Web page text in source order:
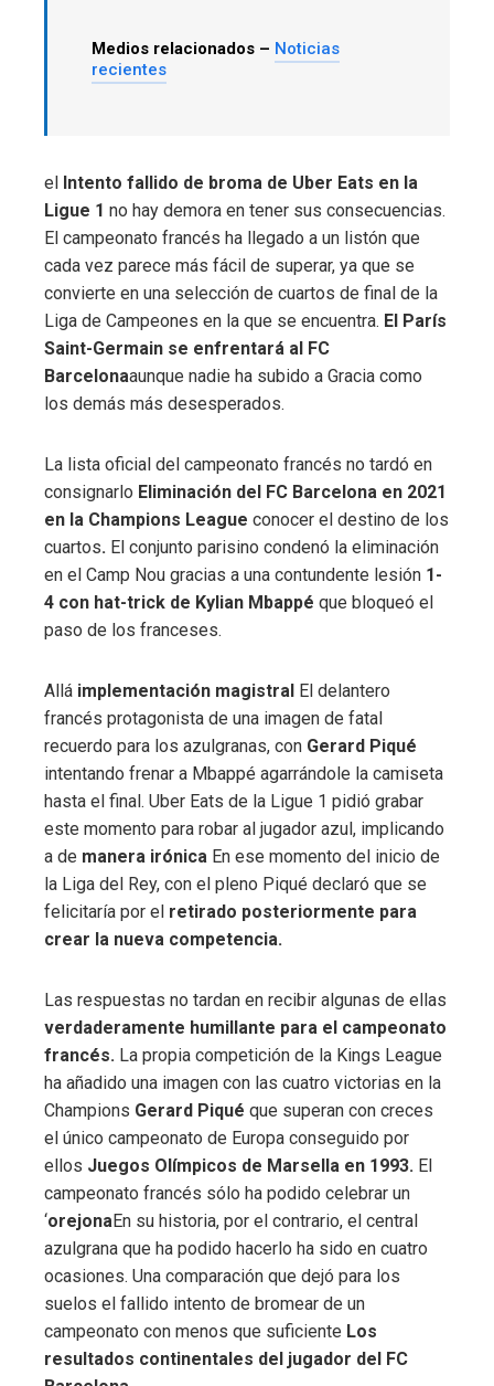
Medios relacionados – Noticias
recientes
el Intento fallido de broma de Uber Eats en la
Ligue 1 no hay demora en tener sus consecuencias.
El campeonato francés ha llegado a un listón que
cada vez parece más fácil de superar, ya que se
convierte en una selección de cuartos de final de la
Liga de Campeones en la que se encuentra. El París
Saint-Germain se enfrentará al FC
Barcelonaaunque nadie ha subido a Gracia como
los demás más desesperados.
La lista oficial del campeonato francés no tardó en
consignarlo Eliminación del FC Barcelona en 2021
en la Champions League conocer el destino de los
cuartos. El conjunto parisino condenó la eliminación
en el Camp Nou gracias a una contundente lesión 1-
4 con hat-trick de Kylian Mbappé que bloqueó el
paso de los franceses.
Allá implementación magistral El delantero
francés protagonista de una imagen de fatal
recuerdo para los azulgranas, con Gerard Piqué
intentando frenar a Mbappé agarrándole la camiseta
hasta el final. Uber Eats de la Ligue 1 pidió grabar
este momento para robar al jugador azul, implicando
a de manera irónica En ese momento del inicio de
la Liga del Rey, con el pleno Piqué declaró que se
felicitaría por el retirado posteriormente para
crear la nueva competencia.
Las respuestas no tardan en recibir algunas de ellas
verdaderamente humillante para el campeonato
francés. La propia competición de la Kings League
ha añadido una imagen con las cuatro victorias en la
Champions Gerard Piqué que superan con creces
el único campeonato de Europa conseguido por
ellos Juegos Olímpicos de Marsella en 1993. El
campeonato francés sólo ha podido celebrar un
‘orejonaEn su historia, por el contrario, el central
azulgrana que ha podido hacerlo ha sido en cuatro
ocasiones. Una comparación que dejó para los
suelos el fallido intento de bromear de un
campeonato con menos que suficiente Los
resultados continentales del jugador del FC